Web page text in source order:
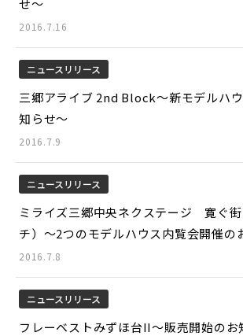
せ～
2016.7.16
ニュースリリース
三郷アライブ 2nd Block～新モデルハ
知らせ～
2016.7.9
ニュースリリース
ミライズ三郷中央ネクステージ 寛ぐ
チ）～2つのモデルハウス内覧会開催の
2016.7.8
ニュースリリース
フレーベストみずほ台II～販売開始のお